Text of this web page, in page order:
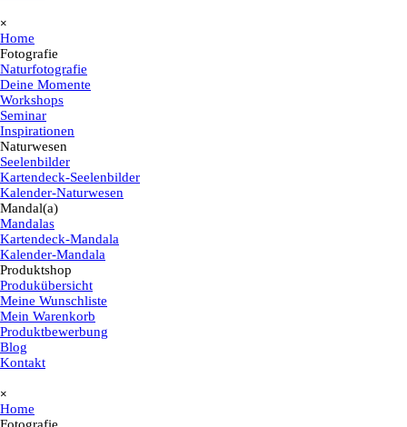
×
Home
Fotografie
Naturfotografie
Deine Momente
Workshops
Seminar
Inspirationen
Naturwesen
Seelenbilder
Kartendeck-Seelenbilder
Kalender-Naturwesen
Mandal(a)
Mandalas
Kartendeck-Mandala
Kalender-Mandala
Produktshop
Produkübersicht
Meine Wunschliste
Mein Warenkorb
Produktbewerbung
Blog
Kontakt
×
Home